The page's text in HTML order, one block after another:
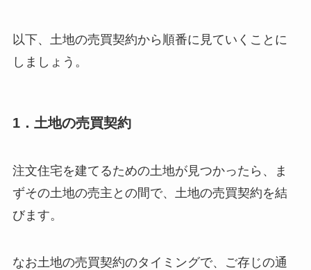
以下、土地の売買契約から順番に見ていくことに
しましょう。
1．土地の売買契約
注文住宅を建てるための土地が見つかったら、ま
ずその土地の売主との間で、土地の売買契約を結
びます。
なお土地の売買契約のタイミングで、ご存じの通